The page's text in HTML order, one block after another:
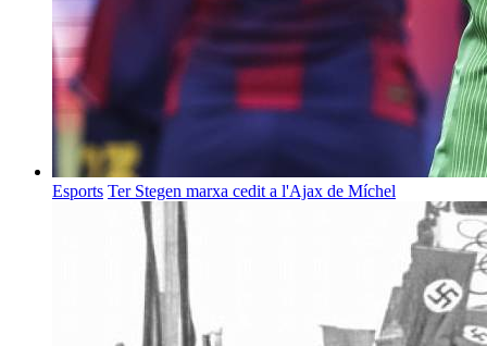
Esports Ter Stegen marxa cedit a l'Ajax de Míchel